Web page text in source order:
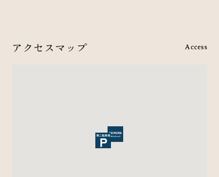
アクセスマップ Access